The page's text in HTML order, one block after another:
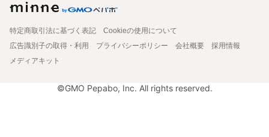
特定商取引法に基づく表記
Cookieの使用について
広告識別子の取得・利用
プライバシーポリシー 会社概要
採用情報
メディアキット
©GMO Pepabo, Inc. All rights reserved.